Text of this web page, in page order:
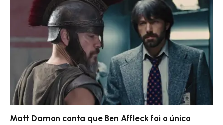
Matt Damon conta que Ben Affleck foi o único